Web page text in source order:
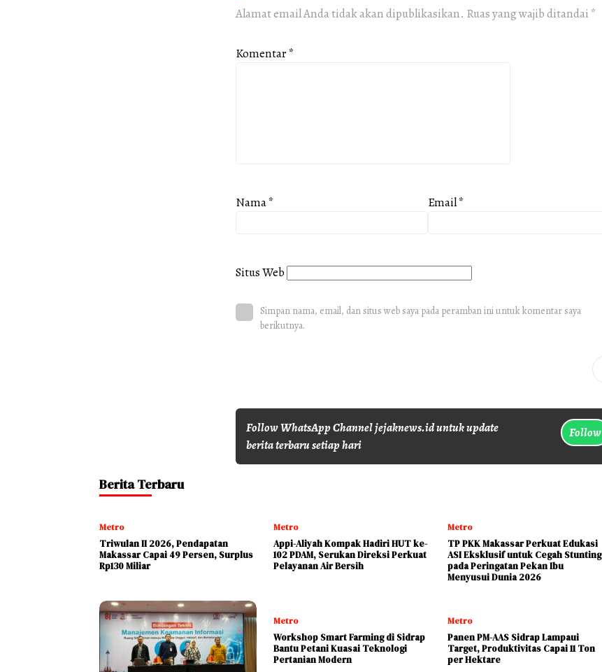
Alamat email Anda tidak akan dipublikasikan. Ruas yang wajib ditandai *
Komentar*
Nama* Email*
Situs Web
Simpan nama, email, dan situs web saya pada peramban ini untuk komentar saya
berikutnya.
Follow WhatsApp Channel jejaknews.id untuk update
berita terbaru setiap hari
Follow
Berita Terbaru
Metro
Triwulan II 2026, Pendapatan
Makassar Capai 49 Persen, Surplus
Rp130 Miliar
Metro
Appi-Aliyah Kompak Hadiri HUT ke-
102 PDAM, Serukan Direksi Perkuat
Pelayanan Air Bersih
Metro
TP PKK Makassar Perkuat Edukasi
ASI Eksklusif untuk Cegah Stunting
pada Peringatan Pekan Ibu
Menyusui Dunia 2026
Metro
Workshop Smart Farming di Sidrap
Bantu Petani Kuasai Teknologi
Pertanian Modern
Metro
Panen PM-AAS Sidrap Lampaui
Target, Produktivitas Capai 11 Ton
per Hektare